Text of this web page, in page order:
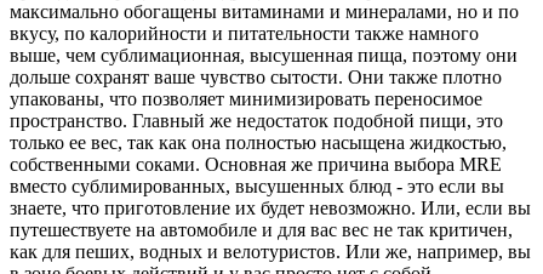
максимально обогащены витаминами и минералами, но и по
вкусу, по калорийности и питательности также намного
выше, чем сублимационная, высушенная пища, поэтому они
дольше сохранят ваше чувство сытости. Они также плотно
упакованы, что позволяет минимизировать переносимое
пространство. Главный же недостаток подобной пищи, это
только ее вес, так как она полностью насыщена жидкостью,
собственными соками. Основная же причина выбора MRE
вместо сублимированных, высушенных блюд - это если вы
знаете, что приготовление их будет невозможно. Или, если вы
путешествуете на автомобиле и для вас вес не так критичен,
как для пеших, водных и велотуристов. Или же, например, вы